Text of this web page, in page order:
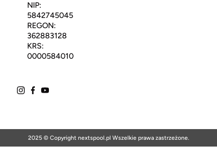
NIP:
5842745045
REGON:
362883128
KRS:
0000584010